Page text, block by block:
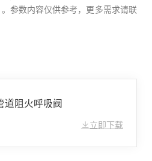
参数内容仅供参考，更多需求请联
道阻火呼吸阀
立即下载